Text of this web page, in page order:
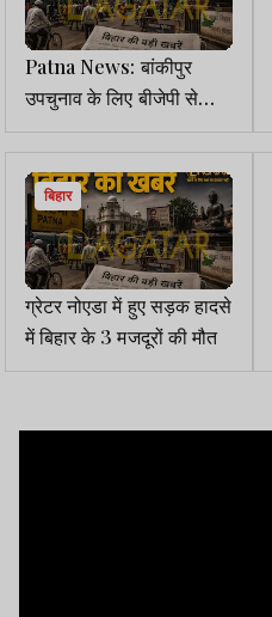
Patna News: बांकीपुर
उपचुनाव के लिए बीजेपी से
अभिषेक कुमार ने किया
नॉमिनेशन
बिहार
ग्रेटर नोएडा में हुए सड़क हादसे
में बिहार के 3 मजदूरों की मौत